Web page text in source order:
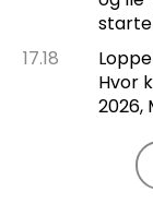
17.18
Hvor
2026,